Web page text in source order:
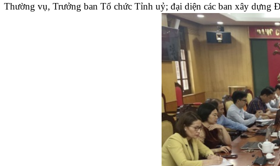
Thường vụ, Trưởng ban Tổ chức Tỉnh uỷ; đại diện các ban xây dựng